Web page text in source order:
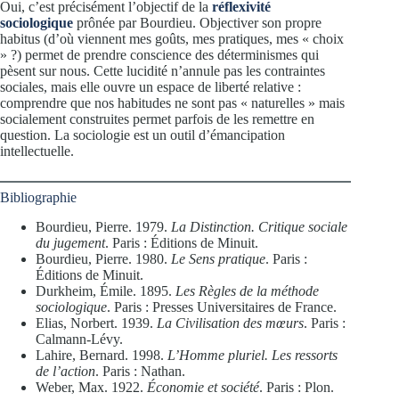
Oui, c’est précisément l’objectif de la réflexivité
sociologique prônée par Bourdieu. Objectiver son propre
habitus (d’où viennent mes goûts, mes pratiques, mes « choix
» ?) permet de prendre conscience des déterminismes qui
pèsent sur nous. Cette lucidité n’annule pas les contraintes
sociales, mais elle ouvre un espace de liberté relative :
comprendre que nos habitudes ne sont pas « naturelles » mais
socialement construites permet parfois de les remettre en
question. La sociologie est un outil d’émancipation
intellectuelle.
Bibliographie
Bourdieu, Pierre. 1979. La Distinction. Critique sociale
du jugement. Paris : Éditions de Minuit.
Bourdieu, Pierre. 1980. Le Sens pratique. Paris :
Éditions de Minuit.
Durkheim, Émile. 1895. Les Règles de la méthode
sociologique. Paris : Presses Universitaires de France.
Elias, Norbert. 1939. La Civilisation des mœurs. Paris :
Calmann-Lévy.
Lahire, Bernard. 1998. L’Homme pluriel. Les ressorts
de l’action. Paris : Nathan.
Weber, Max. 1922. Économie et société. Paris : Plon.